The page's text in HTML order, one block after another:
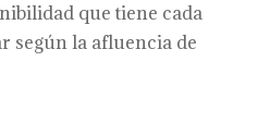
que tiene cada
según la afluencia de